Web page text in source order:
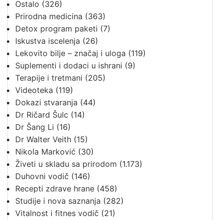
Ostalo (326)
Prirodna medicina (363)
Detox program paketi (7)
Iskustva iscelenja (26)
Lekovito bilje – značaj i uloga (119)
Suplementi i dodaci u ishrani (9)
Terapije i tretmani (205)
Videoteka (119)
Dokazi stvaranja (44)
Dr Ričard Šulc (14)
Dr Šang Li (16)
Dr Walter Veith (15)
Nikola Marković (30)
Živeti u skladu sa prirodom (1.173)
Duhovni vodič (146)
Recepti zdrave hrane (458)
Studije i nova saznanja (282)
Vitalnost i fitnes vodič (21)